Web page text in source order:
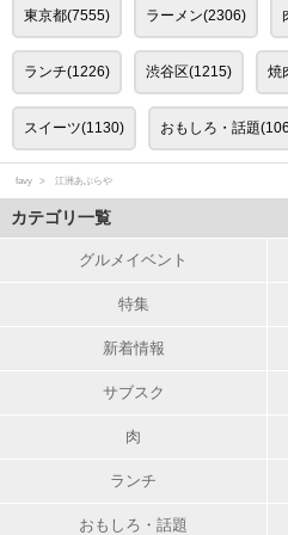
東京都(7555) ラーメン(2306)
ランチ(1226) 渋谷区(1215) 焼
スイーツ(1130) おもしろ・話題
favy 江洲あぶらや
カテゴリ一覧
グルメイベント
特集
新着情報
サブスク
肉
ランチ
おもしろ・話題